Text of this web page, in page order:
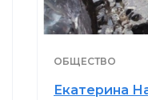
ОБЩЕСТВО
Екатерина